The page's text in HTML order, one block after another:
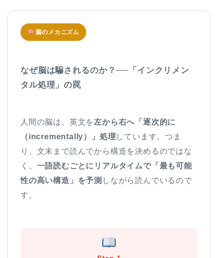
脳のメカニズム
なぜ脳は騙されるのか？──「インクリメン
タル処理」の罠
人間の脳は、英文を 左から右へ「逐次的に
（incrementally）」処理 しています。つま
り、文末まで読んでから構造を決めるのではな
く、 一語読むごとにリアルタイムで「最も可能
性の高い構造」を予測 しながら読んでいるので
す。